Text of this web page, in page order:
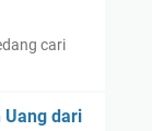
cari
Uang dari